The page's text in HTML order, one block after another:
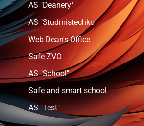
AS "Deanery"
AS "Studmistechko"
Web Dean's Office
Safe ZVO
AS "School"
Safe and smart school
AS "Test"